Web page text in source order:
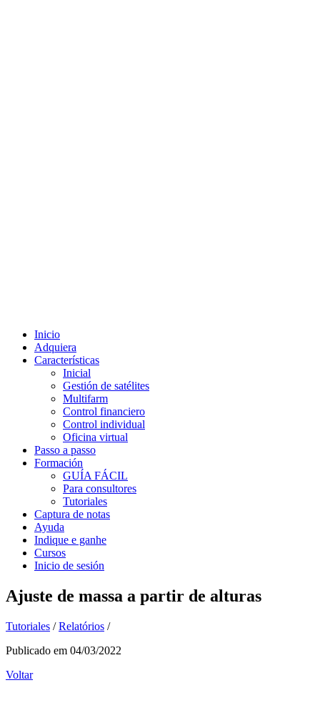
Inicio
Adquiera
Características
Inicial
Gestión de satélites
Multifarm
Control financiero
Control individual
Oficina virtual
Passo a passo
Formación
GUÍA FÁCIL
Para consultores
Tutoriales
Captura de notas
Ayuda
Indique e ganhe
Cursos
Inicio de sesión
Ajuste de massa a partir de alturas
Tutoriales / Relatórios /
Publicado em 04/03/2022
Voltar